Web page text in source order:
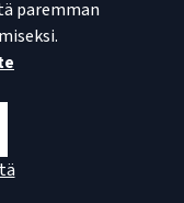
paremman